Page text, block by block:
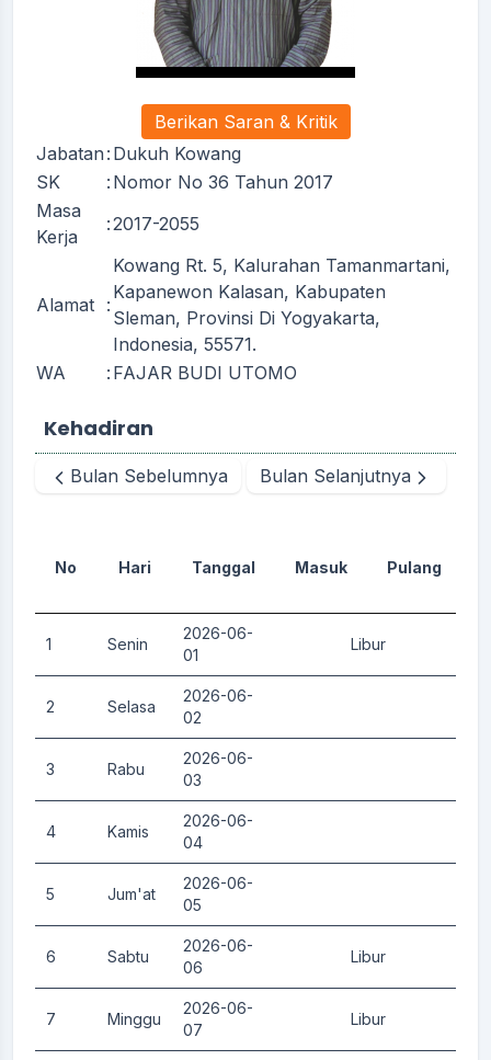
Berikan Saran & Kritik
Jabatan : Dukuh Kowang
SK
: Nomor No 36 Tahun 2017
Masa
Kerja
:2017-2055
Alamat :
Kowang Rt. 5, Kalurahan Tamanmartani,
Kapanewon Kalasan, Kabupaten
Sleman, Provinsi Di Yogyakarta,
Indonesia, 55571.
WA
: FAJAR BUDI UTOMO
Kehadiran
Bulan Sebelumnya Bulan Selanjutnya
No Hari Tanggal Masuk
Pulang
1 Senin
2026-06-
01
Libur
2 Selasa
2026-06-
02
3 Rabu
2026-06-
03
4 Kamis
2026-06-
04
5 Jum'at
2026-06-
05
6 Sabtu
2026-06-
06
Libur
7 Minggu
2026-06-
07
Libur